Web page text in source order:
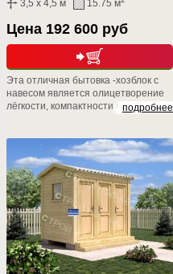
3,5 x 4,5 м 15.75 м
Цена 192 600 руб
подробнее
Эта отличная бытовка -хозблок с
навесом является олицетворение
лёгкости, компактности и
уживается в паре с любым домом.
Возможно, именно эта постройка
станет заслуженной изюминкой и
украшением вашего дачного
участка.